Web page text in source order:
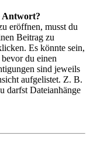
Antwort?
eröffnen, musst du
Beitrag zu
Es könnte sein,
du einen
sind jeweils
aufgelistet. Z. B.
darfst Dateianhänge